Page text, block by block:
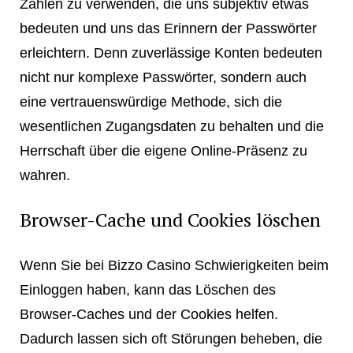
Zahlen zu verwenden, die uns subjektiv etwas
bedeuten und uns das Erinnern der Passwörter
erleichtern. Denn zuverlässige Konten bedeuten
nicht nur komplexe Passwörter, sondern auch
eine vertrauenswürdige Methode, sich die
wesentlichen Zugangsdaten zu behalten und die
Herrschaft über die eigene Online-Präsenz zu
wahren.
Browser-Cache und Cookies löschen
Wenn Sie bei Bizzo Casino Schwierigkeiten beim
Einloggen haben, kann das Löschen des
Browser-Caches und der Cookies helfen.
Dadurch lassen sich oft Störungen beheben, die